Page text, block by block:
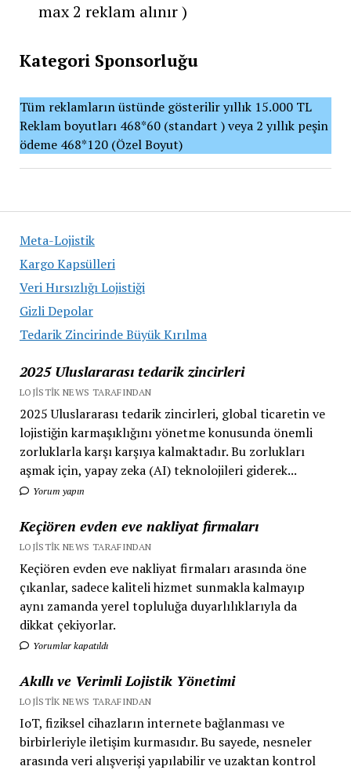
Meta-Lojistik
Kargo Kapsülleri
Veri Hırsızlığı Lojistiği
Gizli Depolar
Tedarik Zincirinde Büyük Kırılma
2025 Uluslararası tedarik zincirleri
LOJISTIK NEWS TARAFINDAN
2025 Uluslararası tedarik zincirleri, global ticaretin ve
lojistiğin karmaşıklığını yönetme konusunda önemli
zorluklarla karşı karşıya kalmaktadır. Bu zorlukları
aşmak için, yapay zeka (AI) teknolojileri giderek...
Yorum yapın
Keçiören evden eve nakliyat firmaları
LOJISTIK NEWS TARAFINDAN
Keçiören evden eve nakliyat firmaları arasında öne
çıkanlar, sadece kaliteli hizmet sunmakla kalmayıp
aynı zamanda yerel topluluğa duyarlılıklarıyla da
dikkat çekiyorlar.
Yorumlar kapatıldı
Akıllı ve Verimli Lojistik Yönetimi
LOJISTIK NEWS TARAFINDAN
IoT, fiziksel cihazların internete bağlanması ve
birbirleriyle iletişim kurmasıdır. Bu sayede, nesneler
arasında veri alışverişi yapılabilir ve uzaktan kontrol
max 2 reklam alınır )
Kategori Sponsorluğu
Tüm reklamların üstünde gösterilir yıllık 15.000 TL
Reklam boyutları 468*60 (standart ) veya 2 yıllık peşin
ödeme 468*120 (Özel Boyut)